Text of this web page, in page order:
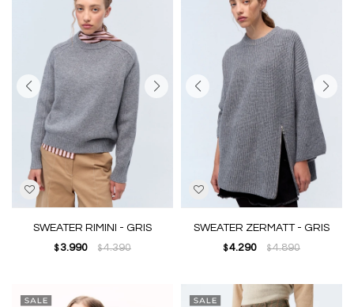
SWEATER RIMINI - GRIS
$ 3.990 $4.390
SWEATER ZERMATT - GRIS
$ 4.290 $4.890